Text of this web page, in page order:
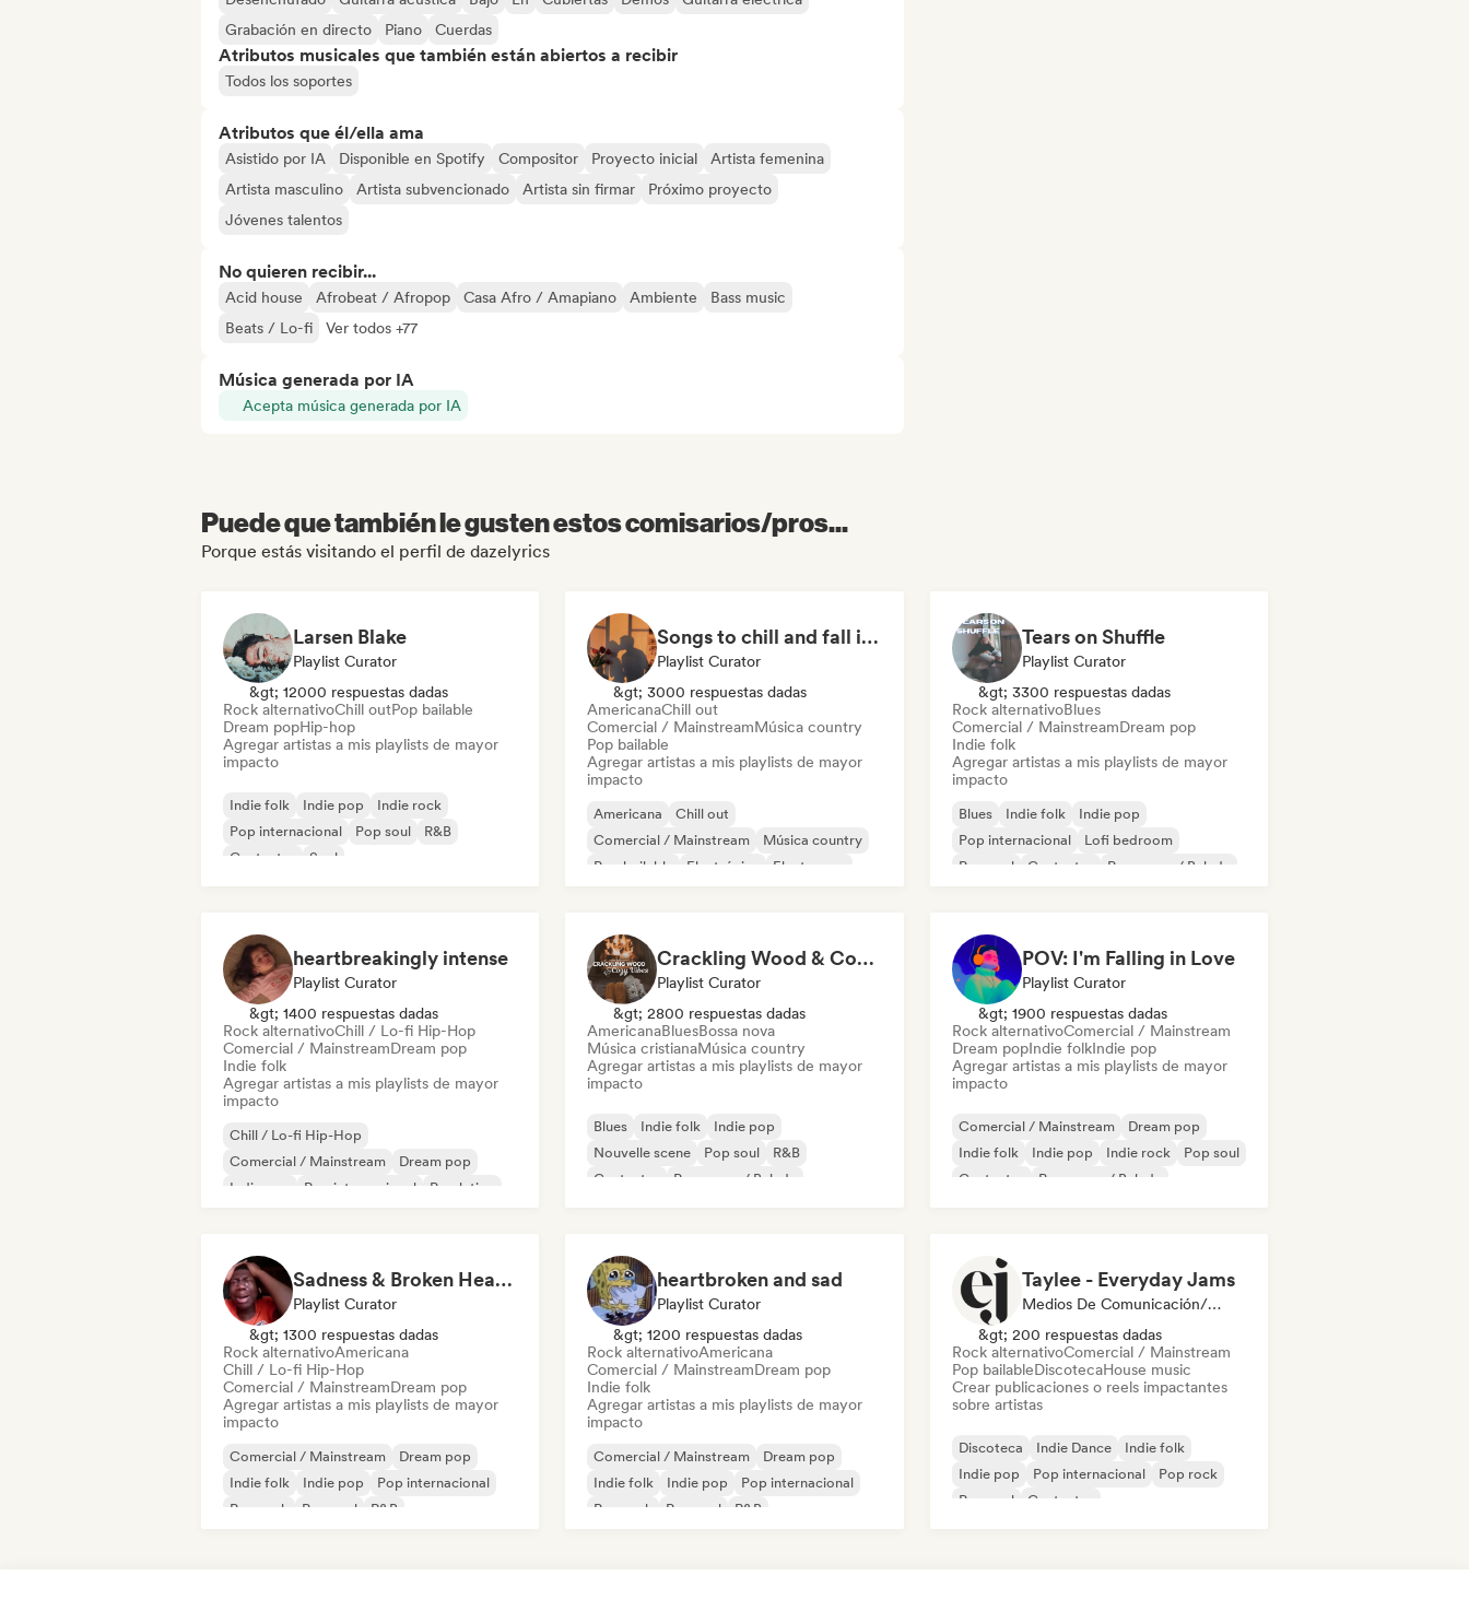
Grabación en directo
Piano Cuerdas
Atributos musicales que también están abiertos a recibir
Todos los soportes
Atributos que él/ella ama
Asistido por IA Disponible en Spotify Compositor Proyecto inicial
Artista femenina
Artista masculino
Artista subvencionado Artista sin firmar
Próximo proyecto
Jóvenes talentos
No quieren recibir...
Acid house Afrobeat / Afropop Casa Afro / Amapiano Ambiente
Bass music
Beats / Lo-fi
Ver todos +77
Música generada por IA
Acepta música generada por IA
Puede que también le gusten estos comisarios/pros...
Porque estás visitando el perfil de dazelyrics
Larsen Blake
Playlist Curator
&gt; 12000 respuestas dadas
Rock alternativoChill outPop bailable
Dream popHip-hop
Agregar artistas a mis playlists de mayor
impacto
Indie folk Indie pop
Indie rock
Pop internacional
Pop soul
R&B
Cantautor
Soul
Songs to chill and fall in love
Playlist Curator
&gt; 3000 respuestas dadas
AmericanaChill out
Comercial / MainstreamMúsica country
Pop bailable
Agregar artistas a mis playlists de mayor
impacto
Americana
Chill out
Comercial / Mainstream
Música country
Pop bailable
Electrónica
Electropop
Tears on Shuffle
Playlist Curator
&gt; 3300 respuestas dadas
Rock alternativoBlues
Comercial / MainstreamDream pop
Indie folk
Agregar artistas a mis playlists de mayor
impacto
Blues Indie folk
Indie pop
Pop internacional
Lofi bedroom
Pop soul
Cantautor Pop suave / Balada
heartbreakingly intense
Playlist Curator
&gt; 1400 respuestas dadas
Rock alternativoChill / Lo-fi Hip-Hop
Comercial / MainstreamDream pop
Indie folk
Agregar artistas a mis playlists de mayor
impacto
Chill / Lo-fi Hip-Hop
Comercial / Mainstream
Dream pop
Indie pop
Pop internacional
Pop latino
Crackling Wood & Cozy Vibes 🔥 Singer-Songwriter, Dream Pop & Bedroom Pop
Playlist Curator
&gt; 2800 respuestas dadas
AmericanaBluesBossa nova
Música cristianaMúsica country
Agregar artistas a mis playlists de mayor
impacto
Blues Indie folk
Indie pop
Nouvelle scene
Pop soul
R&B
Cantautor
Pop suave / Balada
POV: I'm Falling in Love
Playlist Curator
&gt; 1900 respuestas dadas
Rock alternativoComercial / Mainstream
Dream popIndie folkIndie pop
Agregar artistas a mis playlists de mayor
impacto
Comercial / Mainstream
Dream pop
Indie folk
Indie pop Indie rock
Pop soul
Cantautor
Pop suave / Balada
Sadness & Broken Hearts
Playlist Curator
&gt; 1300 respuestas dadas
Rock alternativoAmericana
Chill / Lo-fi Hip-Hop
Comercial / MainstreamDream pop
Agregar artistas a mis playlists de mayor
impacto
Comercial / Mainstream
Dream pop
Indie folk
Indie pop
Pop internacional
Pop rock
Pop soul R&B
heartbroken and sad
Playlist Curator
&gt; 1200 respuestas dadas
Rock alternativoAmericana
Comercial / MainstreamDream pop
Indie folk
Agregar artistas a mis playlists de mayor
impacto
Comercial / Mainstream
Dream pop
Indie folk
Indie pop
Pop internacional
Pop rock
Pop soul R&B
Taylee - Everyday Jams
Medios De Comunicación/Periodista
&gt; 200 respuestas dadas
Rock alternativoComercial / Mainstream
Pop bailableDiscotecaHouse music
Crear publicaciones o reels impactantes
sobre artistas
Discoteca Indie Dance
Indie folk
Indie pop
Pop internacional
Pop rock
Pop soul
Cantautor